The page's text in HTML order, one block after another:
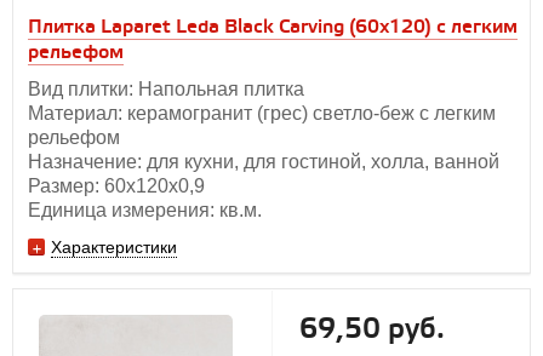
Плитка Laparet Leda Black Carving (60х120) с легким
рельефом
Вид плитки: Напольная плитка
Материал: керамогранит (грес) светло-беж с легким
рельефом
Назначение: для кухни, для гостиной, холла, ванной
Размер: 60х120х0,9
Единица измерения: кв.м.
Характеристики
69,50 руб.